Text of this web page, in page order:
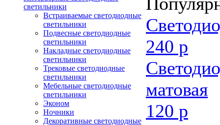
светильники
Встраиваемые светодиодные
светильники
Подвесные светодиодные
светильники
Накладные светодиодные
светильники
Трековые светодиодные
светильники
Мебельные светодиодные
светильники
Эконом
Ночники
Декоративные светодиодные
240 р
матовая
120 р